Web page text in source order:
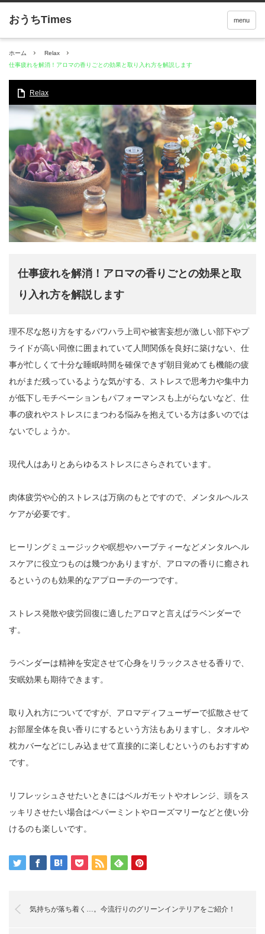
menu
ホーム
Relax
仕事疲れを解消！アロマの香りごとの効果と取り入れ方を解説します
Relax
仕事疲れを解消！アロマの香りごとの効果と取
り入れ方を解説します
理不尽な怒り方をするパワハラ上司や被害妄想が激しい部下やプ
ライドが高い同僚に囲まれていて人間関係を良好に築けない、仕
事が忙しくて十分な睡眠時間を確保できず朝目覚めても機能の疲
れがまだ残っているような気がする、ストレスで思考力や集中力
が低下しモチベーションもパフォーマンスも上がらないなど、仕
事の疲れやストレスにまつわる悩みを抱えている方は多いのでは
ないでしょうか。
現代人はありとあらゆるストレスにさらされています。
肉体疲労や心的ストレスは万病のもとですので、メンタルヘルス
ケアが必要です。
ヒーリングミュージックや瞑想やハーブティーなどメンタルヘル
スケアに役立つものは幾つかありますが、アロマの香りに癒され
るというのも効果的なアプローチの一つです。
ストレス発散や疲労回復に適したアロマと言えばラベンダーで
す。
ラベンダーは精神を安定させて心身をリラックスさせる香りで、
安眠効果も期待できます。
取り入れ方についてですが、アロマディフューザーで拡散させて
お部屋全体を良い香りにするという方法もありますし、タオルや
枕カバーなどにしみ込ませて直接的に楽しむというのもおすすめ
です。
リフレッシュさせたいときにはベルガモットやオレンジ、頭をス
ッキリさせたい場合はペパーミントやローズマリーなどと使い分
けるのも楽しいです。
気持ちが落ち着く…。今流行りのグリーンインテリアをご紹介！